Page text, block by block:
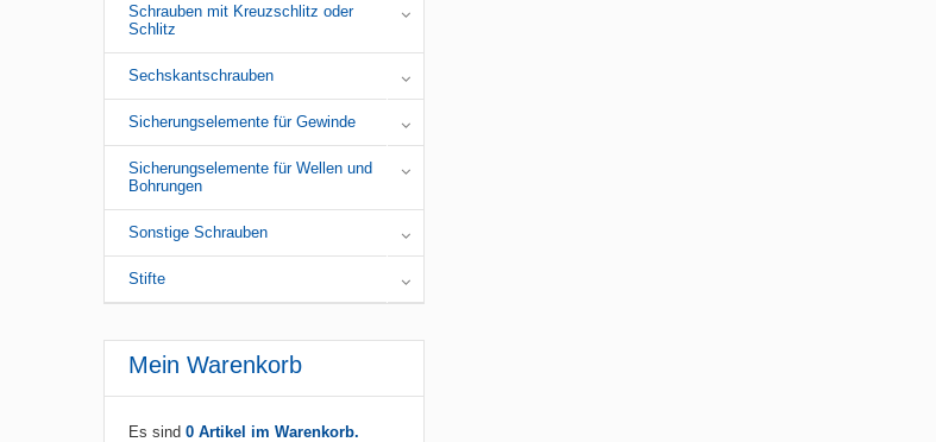
Schrauben mit Kreuzschlitz oder
Schlitz
Sechskantschrauben
Sicherungselemente für Gewinde
Sicherungselemente für Wellen und
Bohrungen
Sonstige Schrauben
Stifte
Mein Warenkorb
Es sind 0 Artikel im Warenkorb.